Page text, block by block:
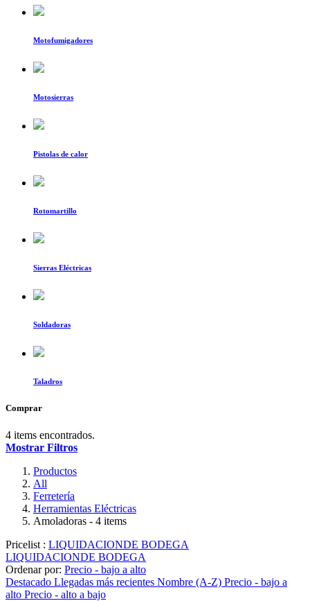
Motofumigadores
Motosierras
Pistolas de calor
Rotomartillo
Sierras Eléctricas
Soldadoras
Taladros
Comprar
4 items encontrados.
Mostrar Filtros
Productos
All
Ferretería
Herramientas Eléctricas
Amoladoras - 4 items
Pricelist : LIQUIDACIONDE BODEGA
LIQUIDACIONDE BODEGA
Ordenar por: Precio - bajo a alto
Destacado Llegadas más recientes Nombre (A-Z) Precio - bajo a
alto Precio - alto a bajo